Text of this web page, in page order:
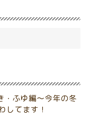
・ふゆ編～今年の冬
してます！